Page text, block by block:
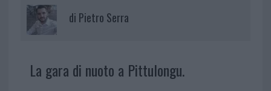
di Pietro Serra
La gara di nuoto a Pittulongu.